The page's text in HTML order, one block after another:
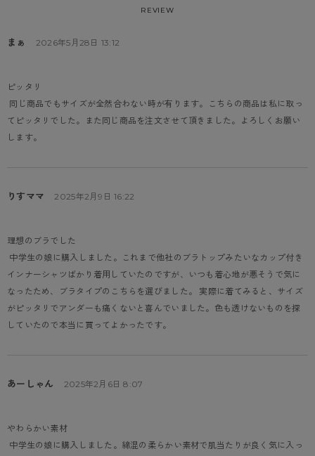
REVIEW
まぁ 2026年5月28日 13:12
ピッタリ
てピッタリでした。また同じ商品を注文させて頂きました。よろしくお願い
します。
りすママ 2025年2月9日 16:22
理想のブラでした
インナーシャツばかり着用していたのですが、いつも着心地が悪そうで気に
なったため、ブラタイプのこちらを選びました。 実際に着てみると、サイズ
がピッタリでアンダーも痛くないと喜んでいました。色も透けないものを探
していたので本当に買ってよかったです。
あーしゃん 2025年2月6日 8:07
やわらかい素材